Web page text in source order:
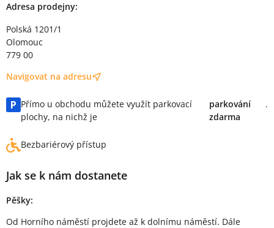
Adresa prodejny:
Polská 1201/1
Olomouc
779 00
Navigovat na adresu
Přímo u obchodu můžete využít parkovací
plochy, na nichž je
parkování
zdarma
.
Bezbariérový přístup
Jak se k nám dostanete
Pěšky:
Od Horního náměstí projdete až k dolnímu náměstí. Dále